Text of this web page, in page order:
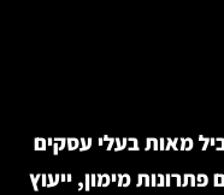
מאות בעלי עסקים
פתרונות מימון, ייעוץ